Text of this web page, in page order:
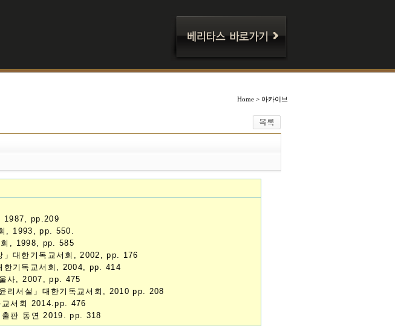
Home > 아카이브
1987, pp.209
, 1993, pp. 550.
회, 1998, pp. 585
」대한기독교서회, 2002, pp. 176
한기독교서회, 2004, pp. 414
사, 2007, pp. 475
리서설」대한기독교서회, 2010 pp. 208
서회 2014.pp. 476
판 동연 2019. pp. 318